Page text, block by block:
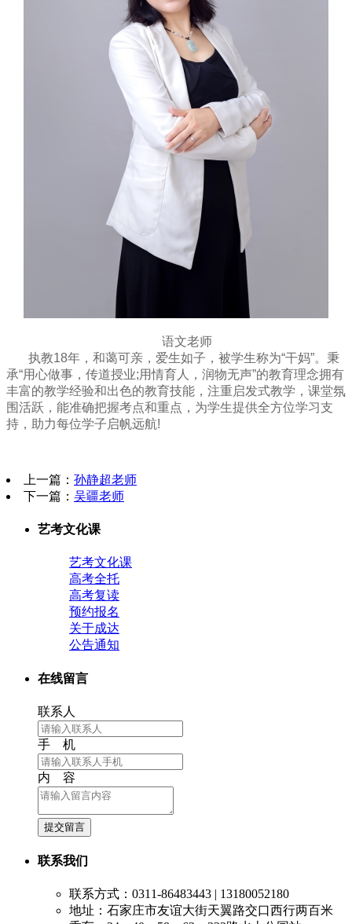
语文老师
执教18年，和蔼可亲，爱生如子，被学生称为“干妈”。秉
承“用心做事，传道授业;用情育人，润物无声”的教育理念拥有
丰富的教学经验和出色的教育技能，注重启发式教学，课堂氛
围活跃，能准确把握考点和重点，为学生提供全方位学习支
持，助力每位学子启帆远航!
上一篇： 孙静超老师
下一篇： 吴疆老师
艺考文化课
艺考文化课
高考全托
高考复读
预约报名
关于成达
公告通知
在线留言
联系人
手 机
内 容
提交留言
联系我们
联系方式：0311-86483443 | 13180052180
地址：石家庄市友谊大街天翼路交口西行两百米